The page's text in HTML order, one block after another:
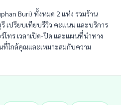
Buri) ทั้งหมด 2 แห่ง รวมร้าน
เปรียบเทียบรีวิว คะแนน และบริการ
ทร เวลาเปิด-ปิด และแผนที่นำทาง
ที่ใกล้คุณและเหมาะสมกับความ